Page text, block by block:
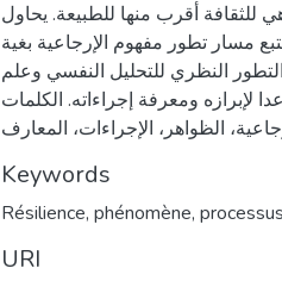
للثقافة أقرب منها للطبيعة. يحاول
مسار تطور مفهوم الإرجاعية بغية
النظري للتحليل النفسي وعلم
لإبرازه ومعرفة إجراءاته. الكلمات
Keywords
Résilience, phénomène, processus
URI